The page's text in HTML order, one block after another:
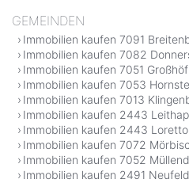
GEMEINDEN
Immobilien kaufen 7091
Immobilien kaufen 7082
Immobilien kaufen 7051
Immobilien kaufen 7053
Immobilien kaufen 7013
Immobilien kaufen 2443
Immobilien kaufen 2443 Loretto
Immobilien kaufen 7072
Immobilien kaufen 7052
Immobilien kaufen 2491